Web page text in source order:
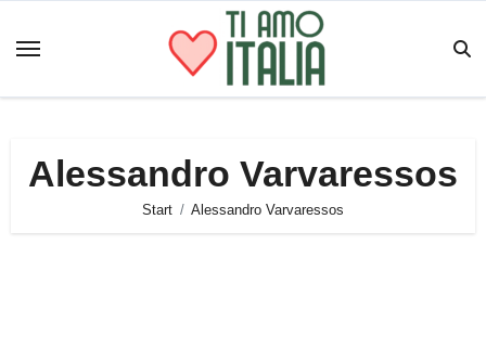
Inhalt
Alessandro Varvaressos
Start Alessandro Varvaressos